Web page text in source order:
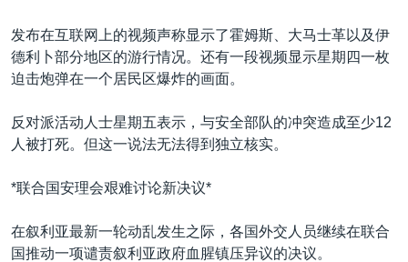
埃博拉疫情
美国之音专访
台海两岸关系
关注新疆
关注我们
其他语言网站
发布在互联网上的视频声称显示了霍姆斯、大马士革以及伊
德利卜部分地区的游行情况。还有一段视频显示星期四一枚
迫击炮弹在一个居民区爆炸的画面。
反对派活动人士星期五表示，与安全部队的冲突造成至少12
人被打死。但这一说法无法得到独立核实。
*联合国安理会艰难讨论新决议*
在叙利亚最新一轮动乱发生之际，各国外交人员继续在联合
国推动一项谴责叙利亚政府血腥镇压异议的决议。